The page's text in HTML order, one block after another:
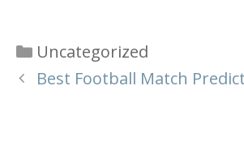
Categories
Uncategorized
Best Football Match